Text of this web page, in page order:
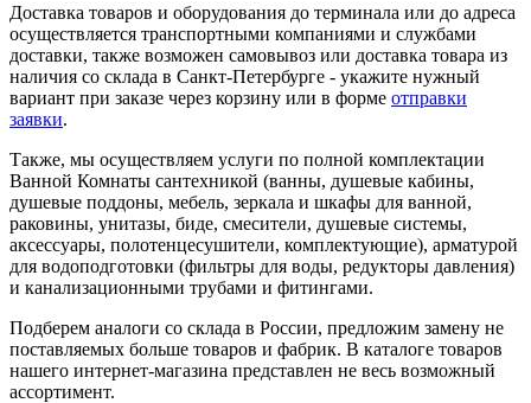
Доставка товаров и оборудования до терминала или до адреса
осуществляется транспортными компаниями и службами
доставки, также возможен самовывоз или доставка товара из
наличия со склада в Санкт-Петербурге - укажите нужный
вариант при заказе через корзину или в форме отправки
заявки.
Также, мы осуществляем услуги по полной комплектации
Ванной Комнаты сантехникой (ванны, душевые кабины,
душевые поддоны, мебель, зеркала и шкафы для ванной,
раковины, унитазы, биде, смесители, душевые системы,
аксессуары, полотенцесушители, комплектующие), арматурой
для водоподготовки (фильтры для воды, редукторы давления)
и канализационными трубами и фитингами.
Подберем аналоги со склада в России, предложим замену не
поставляемых больше товаров и фабрик. В каталоге товаров
нашего интернет-магазина представлен не весь возможный
ассортимент.